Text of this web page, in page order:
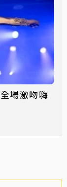
場激吻嗨